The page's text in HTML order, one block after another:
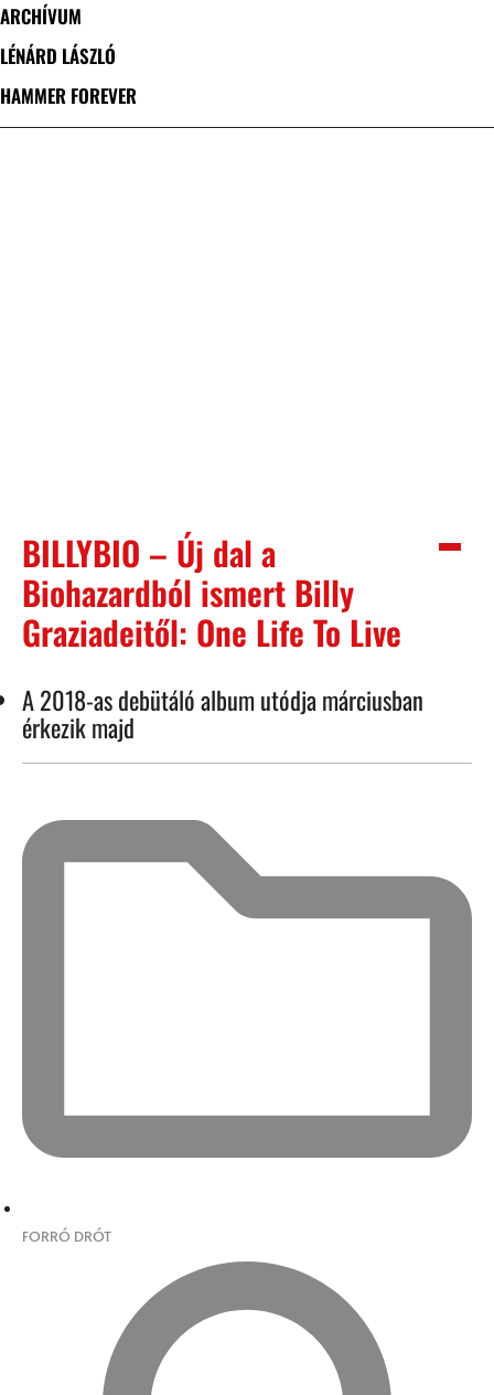
ARCHÍVUM
LÉNÁRD LÁSZLÓ
HAMMER FOREVER
BILLYBIO – Új dal a
Biohazardból ismert Billy
Graziadeitől: One Life To Live
A 2018-as debütáló album utódja márciusban
érkezik majd
FORRÓ DRÓT